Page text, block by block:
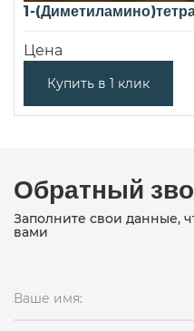
1-
Цена
Купить в 1 клик
Обратный
Заполните свои данные,
вами
Ваше имя: